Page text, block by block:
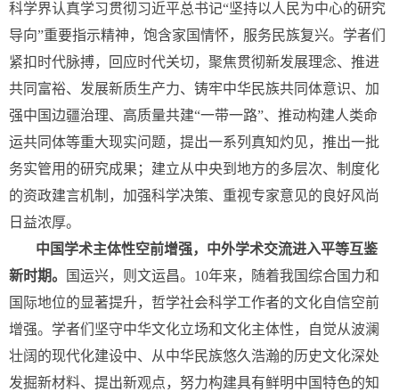
科学界认真学习贯彻习近平总书记“坚持以人民为中心的研究
导向”重要指示精神，饱含家国情怀，服务民族复兴。学者们
紧扣时代脉搏，回应时代关切，聚焦贯彻新发展理念、推进
共同富裕、发展新质生产力、铸牢中华民族共同体意识、加
强中国边疆治理、高质量共建“一带一路”、推动构建人类命
运共同体等重大现实问题，提出一系列真知灼见，推出一批
务实管用的研究成果；建立从中央到地方的多层次、制度化
的资政建言机制，加强科学决策、重视专家意见的良好风尚
日益浓厚。
中国学术主体性空前增强，中外学术交流进入平等互鉴
新时期。
国运兴，则文运昌。10年来，随着我国综合国力和
国际地位的显著提升，哲学社会科学工作者的文化自信空前
增强。学者们坚守中华文化立场和文化主体性，自觉从波澜
壮阔的现代化建设中、从中华民族悠久浩瀚的历史文化深处
发掘新材料、提出新观点，努力构建具有鲜明中国特色的知